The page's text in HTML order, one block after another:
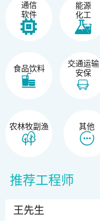
通信
软件
能源
化工
食品饮料
交通运输
安保
农林牧副渔 其他
推荐工程师
王先生